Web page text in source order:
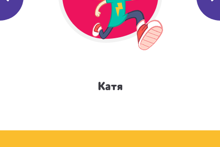
Катя